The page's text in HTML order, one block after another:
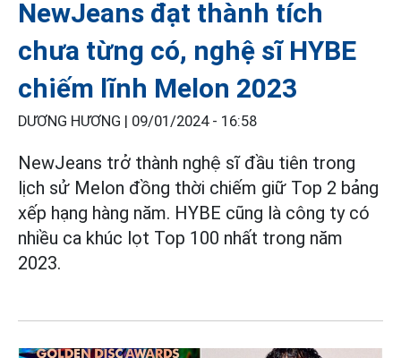
NewJeans đạt thành tích
chưa từng có, nghệ sĩ HYBE
chiếm lĩnh Melon 2023
DƯƠNG HƯƠNG | 09/01/2024 - 16:58
NewJeans trở thành nghệ sĩ đầu tiên trong
lịch sử Melon đồng thời chiếm giữ Top 2 bảng
xếp hạng hàng năm. HYBE cũng là công ty có
nhiều ca khúc lọt Top 100 nhất trong năm
2023.